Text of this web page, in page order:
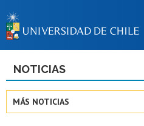
NOTICIAS
MÁS NOTICIAS